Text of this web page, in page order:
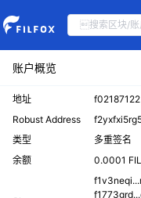
账户概览
地址
f02187122
Robust Address
类型
多重签名
余额
0.0001 FIL